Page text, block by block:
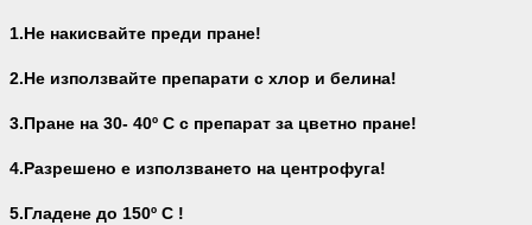
1.Не накисвайте преди пране!
2.Не използвайте препарати с хлор и белина!
3.Пране на 30- 40º С с препарат за цветно пране!
4.Разрешено е използването на центрофуга!
5.Гладене до 150º С !